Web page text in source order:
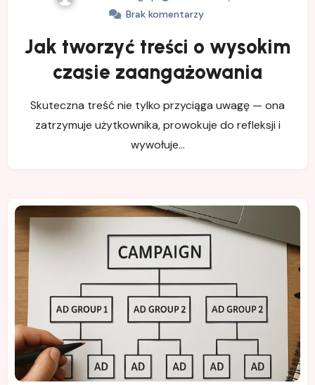
Brak komentarzy
Jak tworzyć treści o wysokim
czasie zaangażowania
Skuteczna treść nie tylko przyciąga uwagę — ona
zatrzymuje użytkownika, prowokuje do refleksji i
wywołuje…